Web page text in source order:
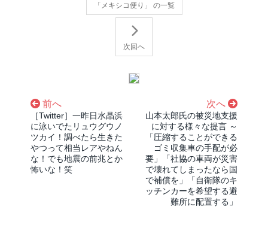
「メキシコ便り」 の一覧
次回へ
前へ
［Twitter］一昨日水晶浜
に泳いでたリュウグウノ
ツカイ！調べたら生きた
やつって相当レアやねん
な！でも地震の前兆とか
怖いな！笑
次へ
山本太郎氏の被災地支援
に対する様々な提言 ～
「圧縮することができる
ゴミ収集車の手配が必
要」「社協の車両が災害
で壊れてしまったなら国
で補償を」「自衛隊のキ
ッチンカーを希望する避
難所に配置する」